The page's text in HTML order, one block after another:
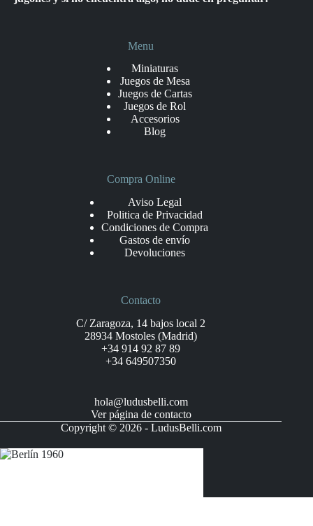
Menu
Miniaturas
Juegos de Mesa
Juegos de Cartas
Juegos de Rol
Accesorios
Blog
Compra Online
Aviso Legal
Politica de Privacidad
Condiciones de Compra
Gastos de envío
Devoluciones
Contacto
C/ Zaragoza, 14 bajos local 2
28934 Mostoles (Madrid)
+34 914 92 87 89
+34 649507350
hola@ludusbelli.com
Ver página de contacto
Copyright © 2026 - LudusBelli.com